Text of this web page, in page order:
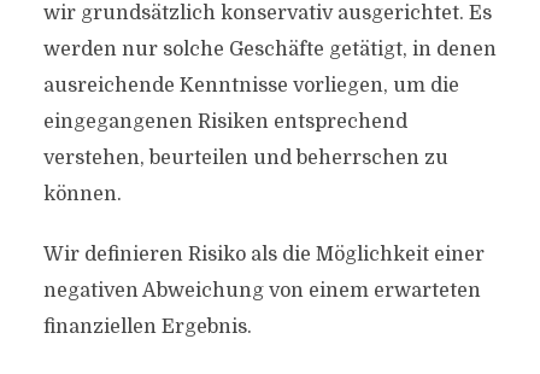
wir grundsätzlich konservativ ausgerichtet. Es
werden nur solche Geschäfte getätigt, in denen
ausreichende Kenntnisse vorliegen, um die
eingegangenen Risiken entsprechend
verstehen, beurteilen und beherrschen zu
können.
Wir definieren Risiko als die Möglichkeit einer
negativen Abweichung von einem erwarteten
finanziellen Ergebnis.